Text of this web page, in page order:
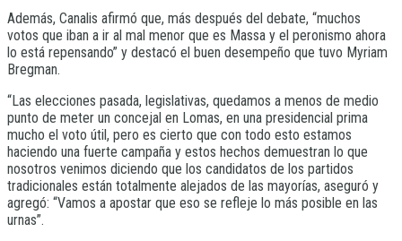
Además, Canalis afirmó que, más después del debate, “muchos
votos que iban a ir al mal menor que es Massa y el peronismo ahora
lo está repensando” y destacó el buen desempeño que tuvo Myriam
Bregman.
“Las elecciones pasada, legislativas, quedamos a menos de medio
punto de meter un concejal en Lomas, en una presidencial prima
mucho el voto útil, pero es cierto que con todo esto estamos
haciendo una fuerte campaña y estos hechos demuestran lo que
nosotros venimos diciendo que los candidatos de los partidos
tradicionales están totalmente alejados de las mayorías, aseguró y
agregó: “Vamos a apostar que eso se refleje lo más posible en las
urnas”.